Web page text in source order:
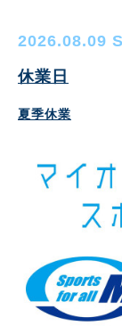
2026.08.09
休業日
夏季休業